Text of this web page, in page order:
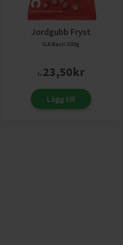
Jordgubb Fryst
ICA Basic 500g
fr.23,50kr
Lägg till